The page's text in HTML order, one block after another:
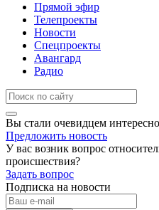
Прямой эфир
Телепроекты
Новости
Спецпроекты
Авангард
Радио
Вы стали очевидцем
Предложить новость
У вас возник вопрос
происшествия?
Задать вопрос
Подписка на новости